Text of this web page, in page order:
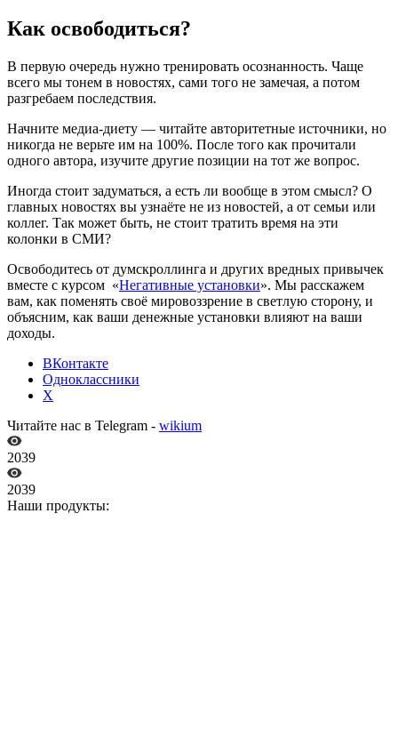
Как освободиться?
В первую очередь нужно тренировать осознанность. Чаще
всего мы тонем в новостях, сами того не замечая, а потом
разгребаем последствия.
Начните медиа-диету — читайте авторитетные источники, но
никогда не верьте им на 100%. После того как прочитали
одного автора, изучите другие позиции на тот же вопрос.
Иногда стоит задуматься, а есть ли вообще в этом смысл? О
главных новостях вы узнаёте не из новостей, а от семьи или
коллег. Так может быть, не стоит тратить время на эти
колонки в СМИ?
Освободитесь от думскроллинга и других вредных привычек
вместе с курсом «Негативные установки». Мы расскажем
вам, как поменять своё мировоззрение в светлую сторону, и
объясним, как ваши денежные установки влияют на ваши
доходы.
ВКонтакте
Одноклассники
X
Читайте нас в Telegram - wikium
2039
2039
Наши продукты: